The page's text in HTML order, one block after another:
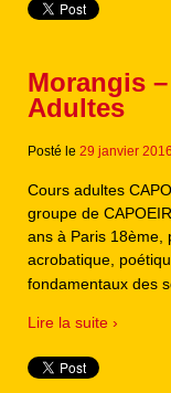
Morangis
Adultes
Posté le 29 janvier 2016
Cours adultes
groupe de
ans à Paris 18ème,
acrobatique,
fondamentaux des
Lire la suite ›